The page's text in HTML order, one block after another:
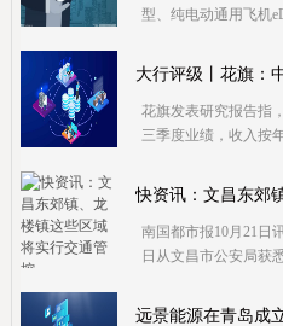
型、纯电动通用飞机
大行评级丨花旗：
花旗发表研究报告指
三季度业绩，收入按
快资讯：文昌东郊
南国都市报10月21日
日从文昌市公安局获
远景能源在青岛成